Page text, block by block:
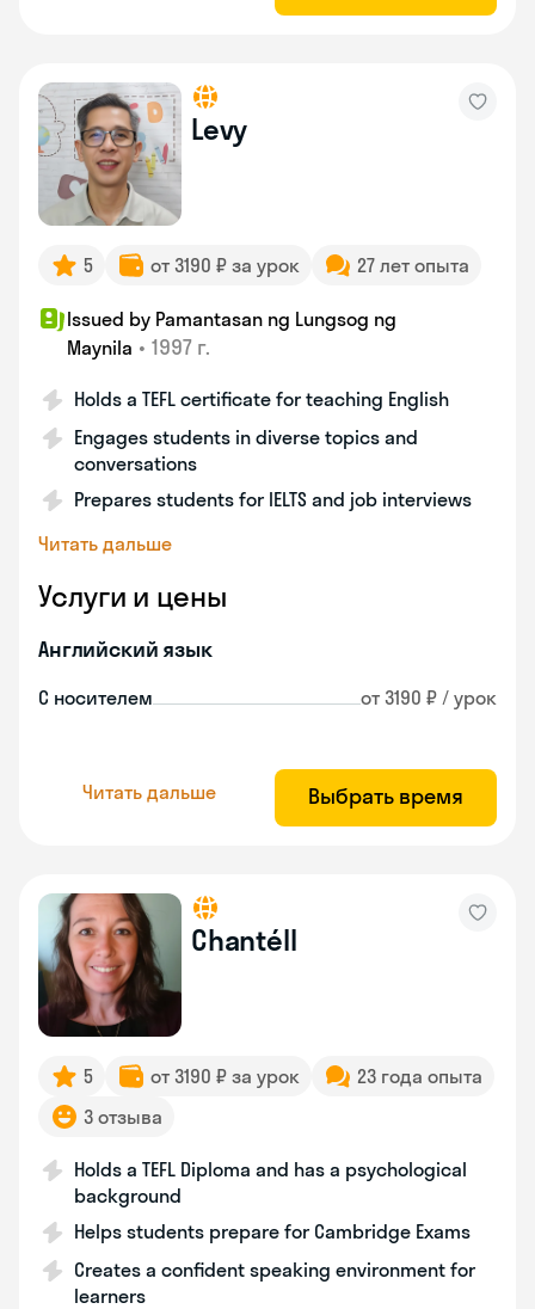
Levy
5 от 3190 ₽ за урок 27 лет опыта
Issued by Pamantasan ng Lungsog ng
Maynila • 1997 г.
Holds a TEFL certificate for teaching English
Engages students in diverse topics and
conversations
Prepares students for IELTS and job interviews
Читать дальше
Услуги и цены
Английский язык
С носителем от 3190 ₽ / урок
Читать дальше Выбрать время
Chantéll
5 от 3190 ₽ за урок
23 года опыта
3 отзыва
Holds a TEFL Diploma and has a psychological
background
Helps students prepare for Cambridge Exams
Creates a confident speaking environment for
learners